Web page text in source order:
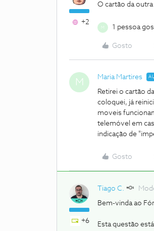
+2
O cartão da
M 1 pessoa
Gosto
M Maria Martires
Retirei o cartão
coloquei, já
moveis
telemóvel em
indicação de
Gosto
+6
Tiago C.
Bem-vinda ao
Esta questão